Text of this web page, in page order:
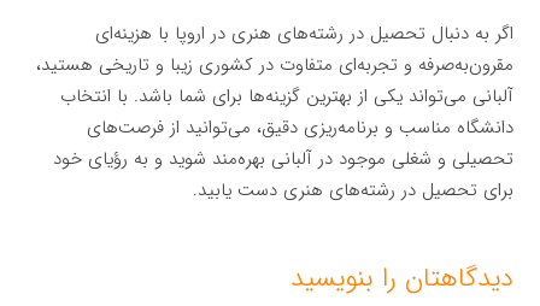
اگر به دنبال تحصیل در رشته‌های هنری در اروپا با هزینه‌ای
مقرون‌به‌صرفه و تجربه‌ای متفاوت در کشوری زیبا و تاریخی هستید،
آلبانی می‌تواند یکی از بهترین گزینه‌ها برای شما باشد. با انتخاب
دانشگاه مناسب و برنامه‌ریزی دقیق، می‌توانید از فرصت‌های
تحصیلی و شغلی موجود در آلبانی بهره‌مند شوید و به رؤیای خود
برای تحصیل در رشته‌های هنری دست یابید.
دیدگاهتان را بنویسید